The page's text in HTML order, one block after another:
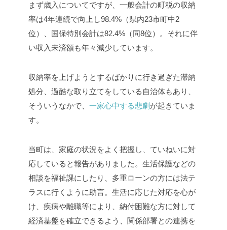
まず歳入についてですが、一般会計の町税の収納
率は4年連続で向上し98.4%（県内23市町中2
位）、国保特別会計は82.4%（同8位）。それに伴
い収入未済額も年々減少しています。
収納率を上げようとするばかりに行き過ぎた滞納
処分、過酷な取り立てをしている自治体もあり、
そういうなかで、 一家心中する悲劇 が起きていま
す。
当町は、家庭の状況をよく把握し、ていねいに対
応していると報告がありました。生活保護などの
相談を福祉課にしたり、多重ローンの方には法テ
ラスに行くように助言。生活に応じた対応を心が
け、疾病や離職等により、納付困難な方に対して
経済基盤を確立できるよう、関係部署との連携を